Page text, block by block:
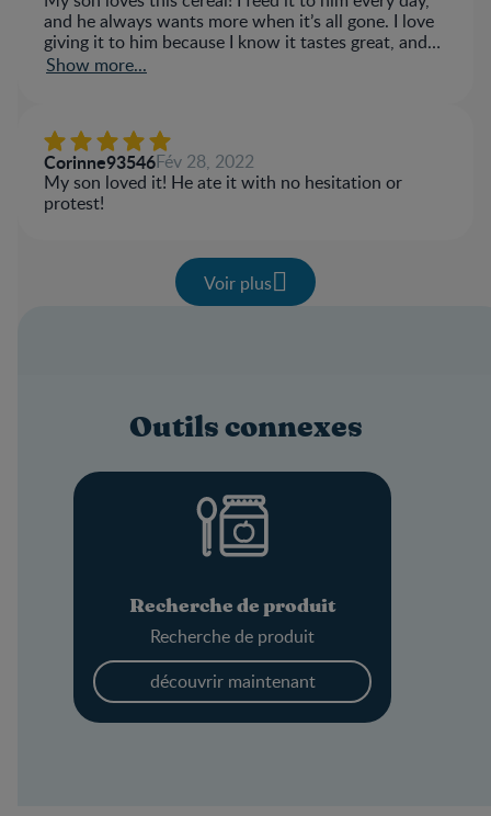
and he always wants more when it’s all gone. I love
giving it to him because I know it tastes great, and
has nutrients that he needs, like iron!
Show more...
Corinne93546Fév 28, 2022
My son loved it! He ate it with no hesitation or
protest!
Voir plus
Outils connexes
Recherche de produit
Recherche de produit
découvrir maintenant